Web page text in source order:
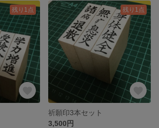
残り1点 残り1点
祈願印3本セット
3,500円